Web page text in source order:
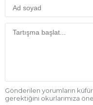
Gönderilen yorumların
gerektiğini okurlarımıza